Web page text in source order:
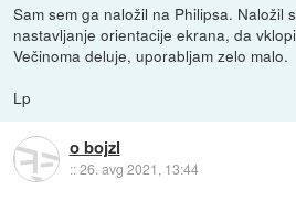
Sam sem ga naložil na Philipsa. Naložil
nastavljanje orientacije ekrana, da
Večinoma deluje, uporabljam zelo malo.
Lp
o bojzl
::26. avg 2021, 13:44